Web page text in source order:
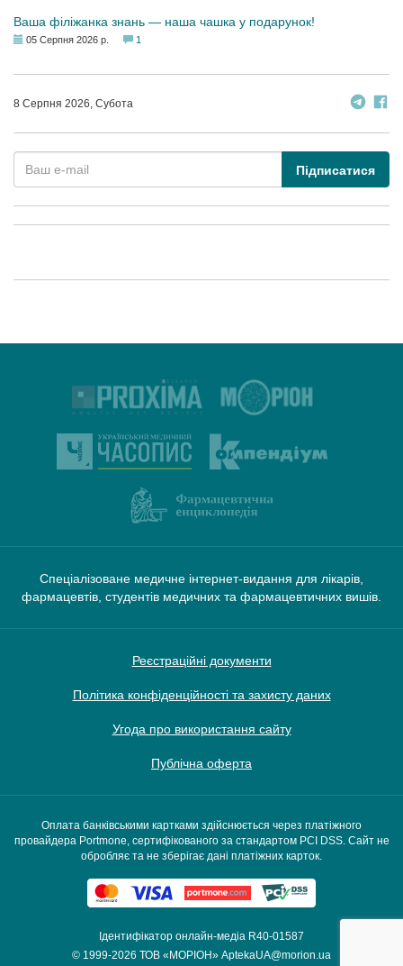
Ваша філіжанка знань — наша чашка у подарунок!
05 Серпня 2026 р. 1
8 Серпня 2026, Субота
Підписатися
Спеціалізоване медичне інтернет-видання для лікарів,
фармацевтів, студентів медичних та фармацевтичних вишів.
Реєстраційні документи
Політика конфіденційності та захисту даних
Угода про використання сайту
Публічна оферта
Ідентифікатор онлайн-медіа R40-01587
© 1999-2026 ТОВ «МОРІОН» AptekaUA@morion.ua
Оплата банківськими картками здійснюється через платіжного
провайдера Portmone, сертифікованого за стандартом PCI DSS. Сайт не
обробляє та не зберігає дані платіжних карток.